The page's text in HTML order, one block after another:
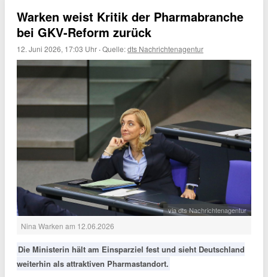
Warken weist Kritik der Pharmabranche
bei GKV-Reform zurück
12. Juni 2026, 17:03 Uhr ·Quelle:dts Nachrichtenagentur
via dts Nachrichtenagentur
Nina Warken am 12.06.2026
Die Ministerin hält am Einsparziel fest und sieht Deutschland
weiterhin als attraktiven Pharmastandort.